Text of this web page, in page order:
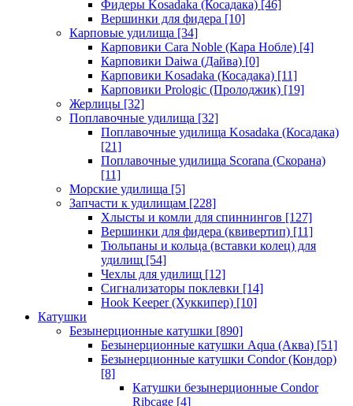
Фидеры Kosadaka (Косадака) [46]
Вершинки для фидера [10]
Карповые удилища [34]
Карповики Cara Noble (Кара Нобле) [4]
Карповики Daiwa (Дайва) [0]
Карповики Kosadaka (Косадака) [11]
Карповики Prologic (Пролоджик) [19]
Жерлицы [32]
Поплавочные удилища [32]
Поплавочные удилища Kosadaka (Косадака)
[21]
Поплавочные удилища Scorana (Скорана)
[11]
Морские удилища [5]
Запчасти к удилищам [228]
Хлысты и комли для спиннингов [127]
Вершинки для фидера (квивертип) [11]
Тюльпаны и кольца (вставки колец) для
удилищ [54]
Чехлы для удилищ [12]
Сигнализаторы поклевки [14]
Hook Keeper (Хуккипер) [10]
Катушки
Безынерционные катушки [890]
Безынерционные катушки Aqua (Аква) [51]
Безынерционные катушки Condor (Кондор)
[8]
Катушки безынерционные Condor
Ribcage [4]